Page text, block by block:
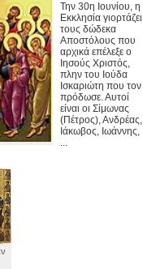
Την 30η Ιουνίου, η
Εκκλησία γιορτάζει
τους δώδεκα
Αποστόλους που
αρχικά επέλεξε ο
Ιησούς Χριστός,
πλην του Ιούδα
Ισκαριώτη που τον
πρόδωσε. Αυτοί
είναι οι Σίμωνας
(Πέτρος), Ανδρέας,
Ιάκωβος, Ιωάννης,
...